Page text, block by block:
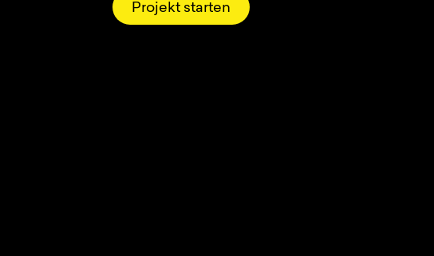
Projekt starten